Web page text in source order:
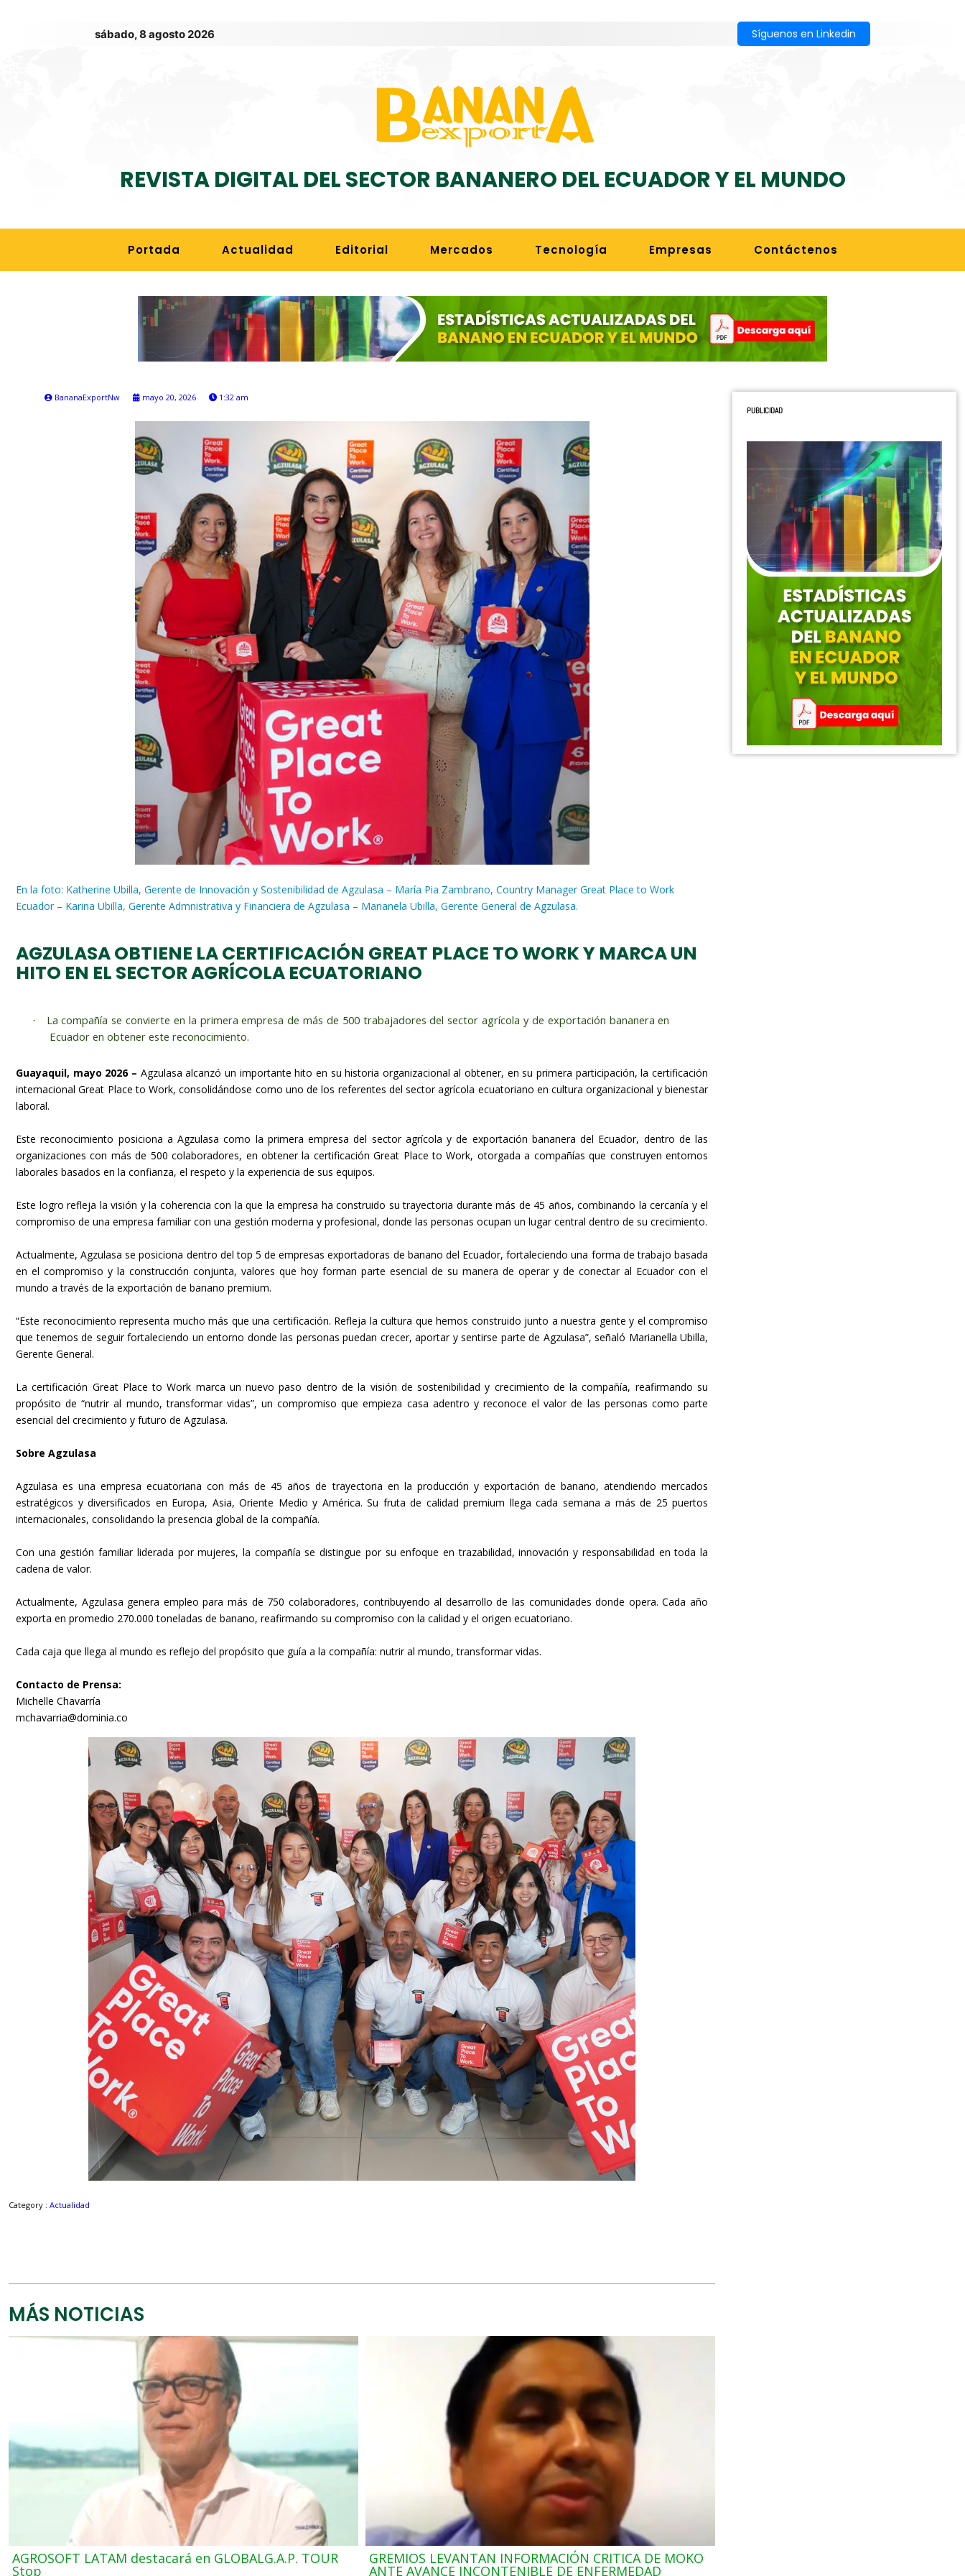
sábado, 8 agosto 2026 Síguenos en Linkedin
REVISTA DIGITAL DEL SECTOR BANANERO DEL ECUADOR Y EL MUNDO
Portada Actualidad Editorial Mercados Tecnología Empresas Contáctenos
BananaExportNw mayo 20, 2026 1:32 am
En la foto: Katherine Ubilla, Gerente de Innovación y Sostenibilidad de Agzulasa – María Pia Zambrano, Country Manager Great Place to Work
Ecuador – Karina Ubilla, Gerente Admnistrativa y Financiera de Agzulasa – Marianela Ubilla, Gerente General de Agzulasa.
AGZULASA OBTIENE LA CERTIFICACIÓN GREAT PLACE TO WORK Y MARCA UN
HITO EN EL SECTOR AGRÍCOLA ECUATORIANO
·
La compañía se convierte en la primera empresa de más de 500 trabajadores del sector agrícola y de exportación bananera en
Ecuador en obtener este reconocimiento.
Guayaquil, mayo 2026 – Agzulasa alcanzó un importante hito en su historia organizacional al obtener, en su primera participación, la certificación
internacional Great Place to Work, consolidándose como uno de los referentes del sector agrícola ecuatoriano en cultura organizacional y bienestar
laboral.
Este reconocimiento posiciona a Agzulasa como la primera empresa del sector agrícola y de exportación bananera del Ecuador, dentro de las
organizaciones con más de 500 colaboradores, en obtener la certificación Great Place to Work, otorgada a compañías que construyen entornos
laborales basados en la confianza, el respeto y la experiencia de sus equipos.
Este logro refleja la visión y la coherencia con la que la empresa ha construido su trayectoria durante más de 45 años, combinando la cercanía y el
compromiso de una empresa familiar con una gestión moderna y profesional, donde las personas ocupan un lugar central dentro de su crecimiento.
Actualmente, Agzulasa se posiciona dentro del top 5 de empresas exportadoras de banano del Ecuador, fortaleciendo una forma de trabajo basada
en el compromiso y la construcción conjunta, valores que hoy forman parte esencial de su manera de operar y de conectar al Ecuador con el
mundo a través de la exportación de banano premium.
“Este reconocimiento representa mucho más que una certificación. Refleja la cultura que hemos construido junto a nuestra gente y el compromiso
que tenemos de seguir fortaleciendo un entorno donde las personas puedan crecer, aportar y sentirse parte de Agzulasa”, señaló Marianella Ubilla,
Gerente General.
La certificación Great Place to Work marca un nuevo paso dentro de la visión de sostenibilidad y crecimiento de la compañía, reafirmando su
propósito de “nutrir al mundo, transformar vidas”, un compromiso que empieza casa adentro y reconoce el valor de las personas como parte
esencial del crecimiento y futuro de Agzulasa.
Sobre Agzulasa
Agzulasa es una empresa ecuatoriana con más de 45 años de trayectoria en la producción y exportación de banano, atendiendo mercados
estratégicos y diversificados en Europa, Asia, Oriente Medio y América. Su fruta de calidad premium llega cada semana a más de 25 puertos
internacionales, consolidando la presencia global de la compañía.
Con una gestión familiar liderada por mujeres, la compañía se distingue por su enfoque en trazabilidad, innovación y responsabilidad en toda la
cadena de valor.
Actualmente, Agzulasa genera empleo para más de 750 colaboradores, contribuyendo al desarrollo de las comunidades donde opera. Cada año
exporta en promedio 270.000 toneladas de banano, reafirmando su compromiso con la calidad y el origen ecuatoriano.
Cada caja que llega al mundo es reflejo del propósito que guía a la compañía: nutrir al mundo, transformar vidas.
Contacto de Prensa:
Michelle Chavarría
mchavarria@dominia.co
Category : Actualidad
MÁS NOTICIAS
AGROSOFT LATAM destacará en GLOBALG.A.P. TOUR
Stop
GREMIOS LEVANTAN INFORMACIÓN CRITICA DE MOKO
ANTE AVANCE INCONTENIBLE DE ENFERMEDAD
PUBLICIDAD